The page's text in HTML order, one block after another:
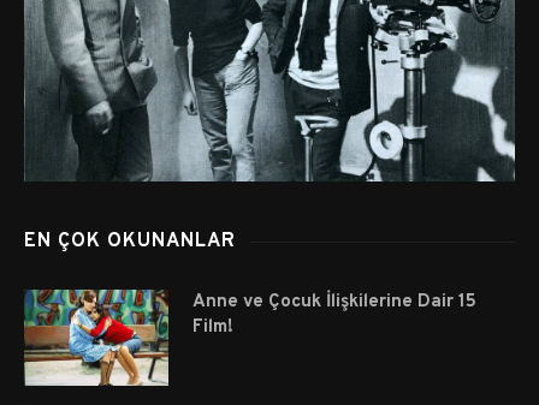
EN ÇOK OKUNANLAR
Anne ve Çocuk İlişkilerine Dair 15
Film!